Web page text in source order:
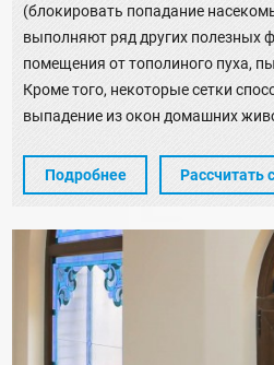
(блокировать попадание
выполняют ряд других полезных
помещения от тополиного пуха,
Кроме того, некоторые сетки
выпадение из окон домашних
Подробнее Рассчитать